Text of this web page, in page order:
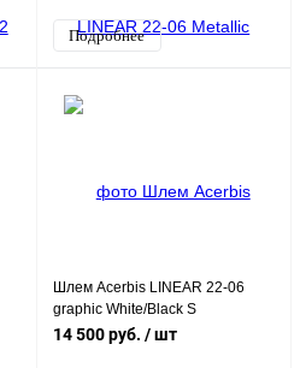
Подробнее
Шлем Acerbis LINEAR 22-06
graphic White/Black S
14 500 руб. / шт